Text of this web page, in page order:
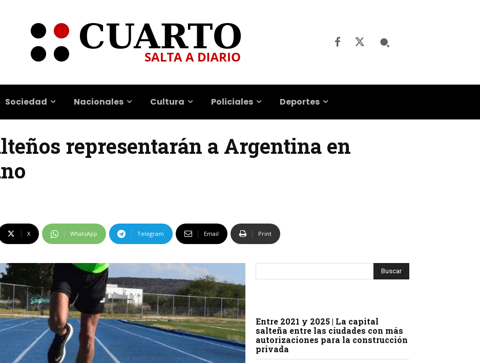
Sociedad Nacionales Cultura Policiales Deportes
representarán a Argentina en
X WhatsApp Telegram Email Print
Entre 2021 y 2025 | La capital
salteña entre las ciudades con más
autorizaciones para la construcción
privada